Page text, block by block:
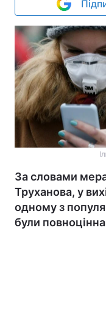
За словами
Труханова, у
одному з
були